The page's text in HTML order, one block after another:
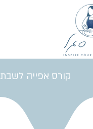
קורס אפייה לשבת